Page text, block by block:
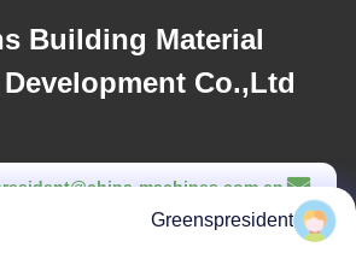
Building Material
Co.,Ltd
machines.com.cn
Greenspresident